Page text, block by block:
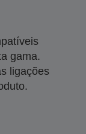
gama.
ligações